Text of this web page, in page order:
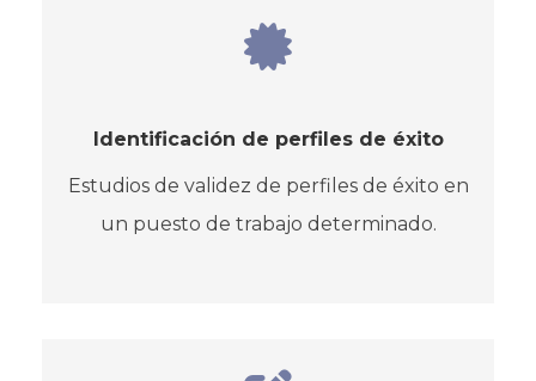
Identificación de perfiles de éxito
Estudios de validez de perfiles de éxito en
un puesto de trabajo determinado.